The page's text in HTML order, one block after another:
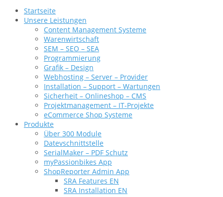
Startseite
Unsere Leistungen
Content Management Systeme
Warenwirtschaft
SEM – SEO – SEA
Programmierung
Grafik – Design
Webhosting – Server – Provider
Installation – Support – Wartungen
Sicherheit – Onlineshop – CMS
Projektmanagement – IT-Projekte
eCommerce Shop Systeme
Produkte
Über 300 Module
Datevschnittstelle
SerialMaker – PDF Schutz
myPassionbikes App
ShopReporter Admin App
SRA Features EN
SRA Installation EN